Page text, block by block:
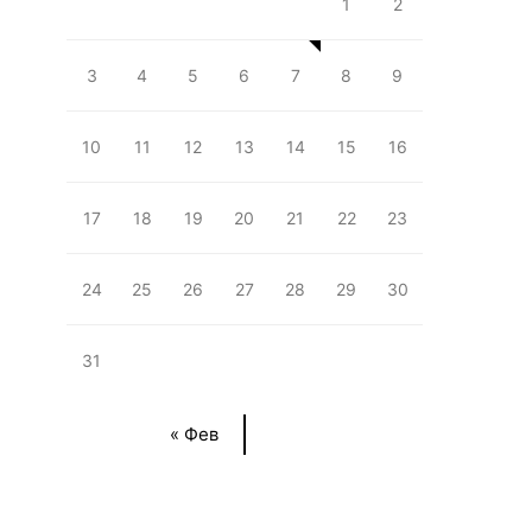
« Фев
1 2
3 4 5 6 7 8 9
10 11 12 13 14 15 16
17 18 19 20 21 22 23
24 25 26 27 28 29 30
31